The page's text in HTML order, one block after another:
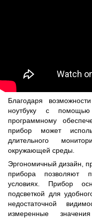
Благодаря
ноутбуку с
программному
прибор может
длительного
окружающей среды.
Эргономичный дизайн,
прибора позволяют
условиях. Прибор
подсветкой для
недостаточной
измеренные